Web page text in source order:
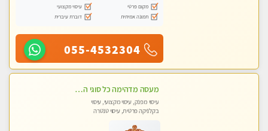
מקום פרטי
עיסוי מקצועי
תמונה אמיתית
דוברת עיברית
055-4532304
מעסה מדהימה כל סוגי העיסויים מעסה מקצועית ואיכותית פרטי!!! מוזמן לחוויה בלתי נשכחת!
עיסוי מפנק, עיסוי מקצועי, עיסוי
בקלניקה פרטית, עיסוי טנטרה